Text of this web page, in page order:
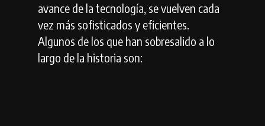
avance de la tecnología, se vuelven cada
vez más sofisticados y eficientes.
Algunos de los que han sobresalido a lo
largo de la historia son: